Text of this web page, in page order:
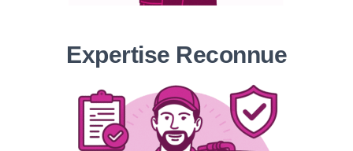
Expertise Reconnue